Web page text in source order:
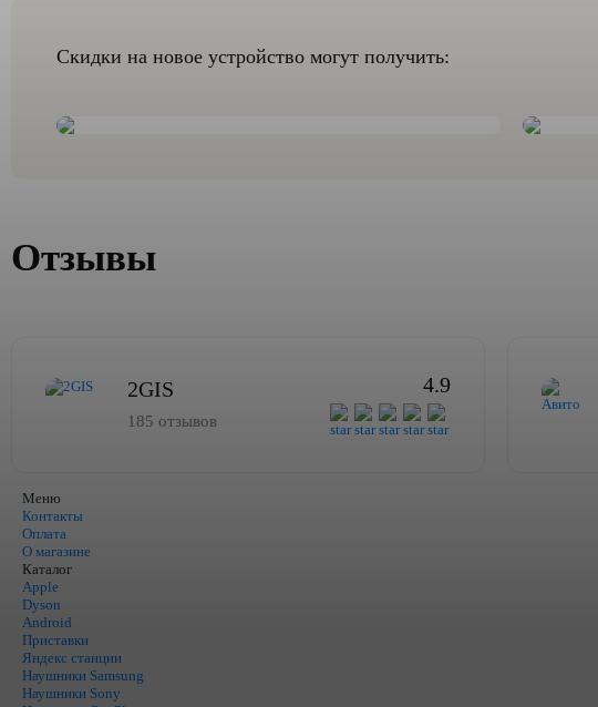
Скидки на новое устройство могут получить:
Отзывы
2GIS
185 отзывов
4.9
Меню
Контакты
Оплата
О магазине
Каталог
Apple
Dyson
Android
Приставки
Яндекс станции
Наушники Samsung
Наушники Sony